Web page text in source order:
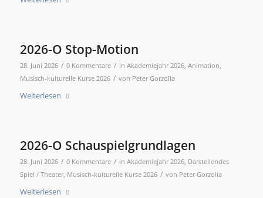
2026-O Stop-Motion
28. Juni 2026 / 0 Kommentare / in Akademiejahr 2026, Animation,
Musisch-kulturelle Kurse 2026 / von Peter Gorzolla
Weiterlesen
2026-O Schauspielgrundlagen
28. Juni 2026 / 0 Kommentare / in Akademiejahr 2026, Darstellendes
Spiel / Theater, Musisch-kulturelle Kurse 2026 / von Peter Gorzolla
Weiterlesen